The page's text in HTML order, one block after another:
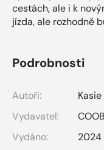
cestách, ale i k
jízda, ale rozhodně
Podrobnosti
Autoři:
Vydavatel:
Vydáno:
2024